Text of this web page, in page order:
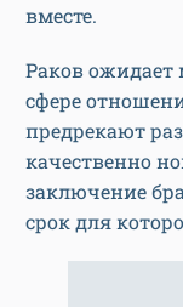
вместе.
Раков ожидает
сфере
предрекают
качественно
заключение
срок для